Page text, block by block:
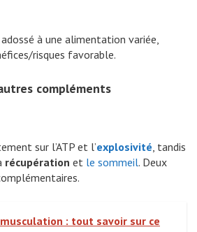
à une alimentation variée,
risques favorable.
compléments
sur l’ATP et l’explosivité, tandis
récupération et le sommeil. Deux
musculation : tout savoir sur ce